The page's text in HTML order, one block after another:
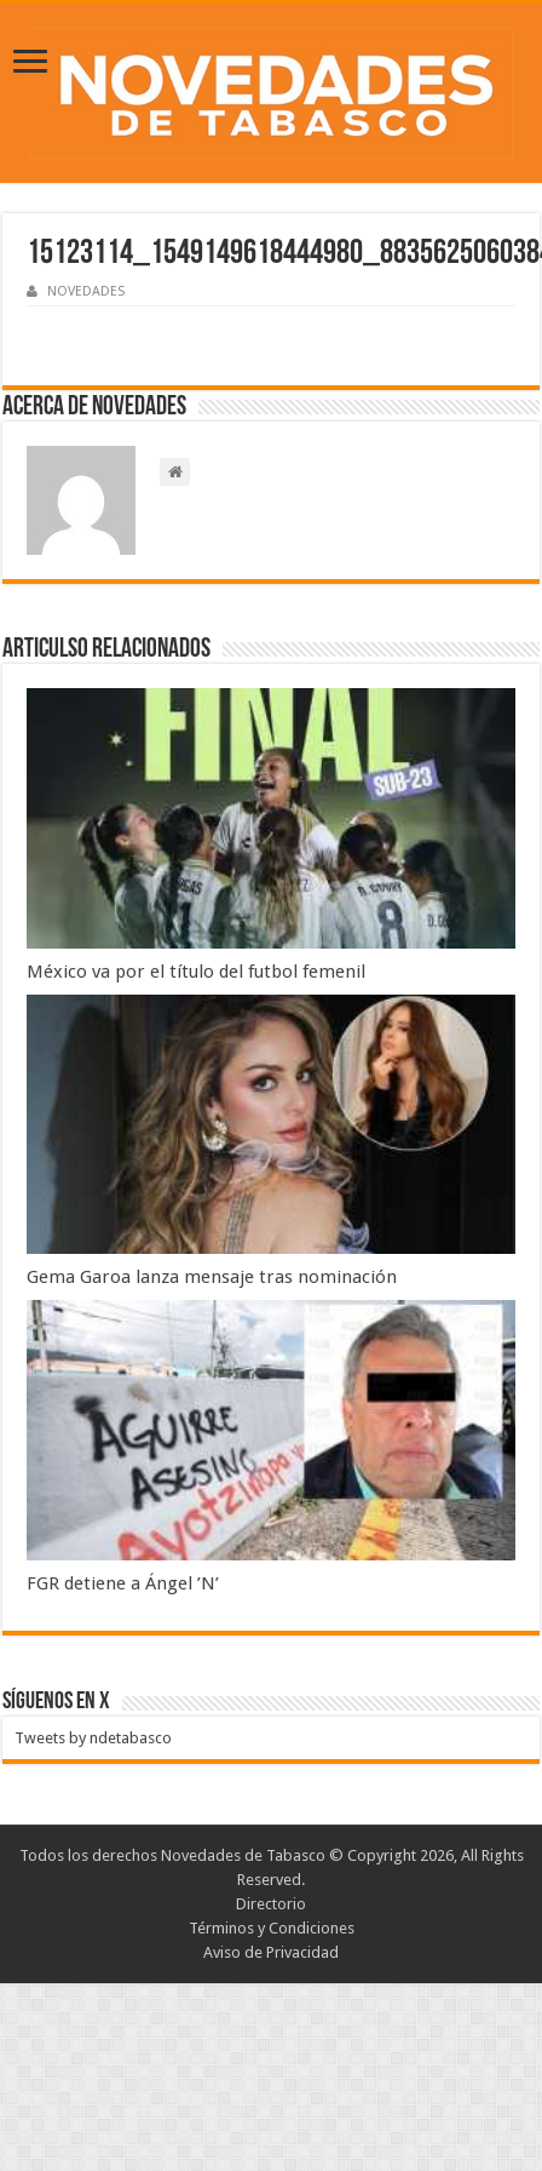
NOVEDADES
Acerca de NOVEDADES
Articulso Relacionados
México va por el título del futbol femenil
Gema Garoa lanza mensaje tras nominación
FGR detiene a Ángel ’N’
SÍGUENOS EN X
Tweets by ndetabasco
Todos los derechos Novedades de Tabasco © Copyright 2026, All Rights
Reserved.
Directorio
Términos y Condiciones
Aviso de Privacidad